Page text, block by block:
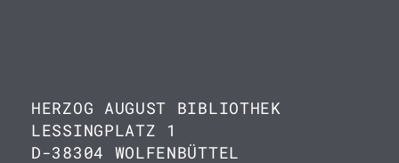
HERZOG AUGUST BIBLIOTHEK
LESSINGPLATZ 1
D-38304 WOLFENBÜTTEL